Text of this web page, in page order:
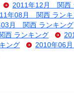
2011年12月 関西
年08月 関西 ランキ
03月 関西 ランキング
西 ランキング
ング
2010年06